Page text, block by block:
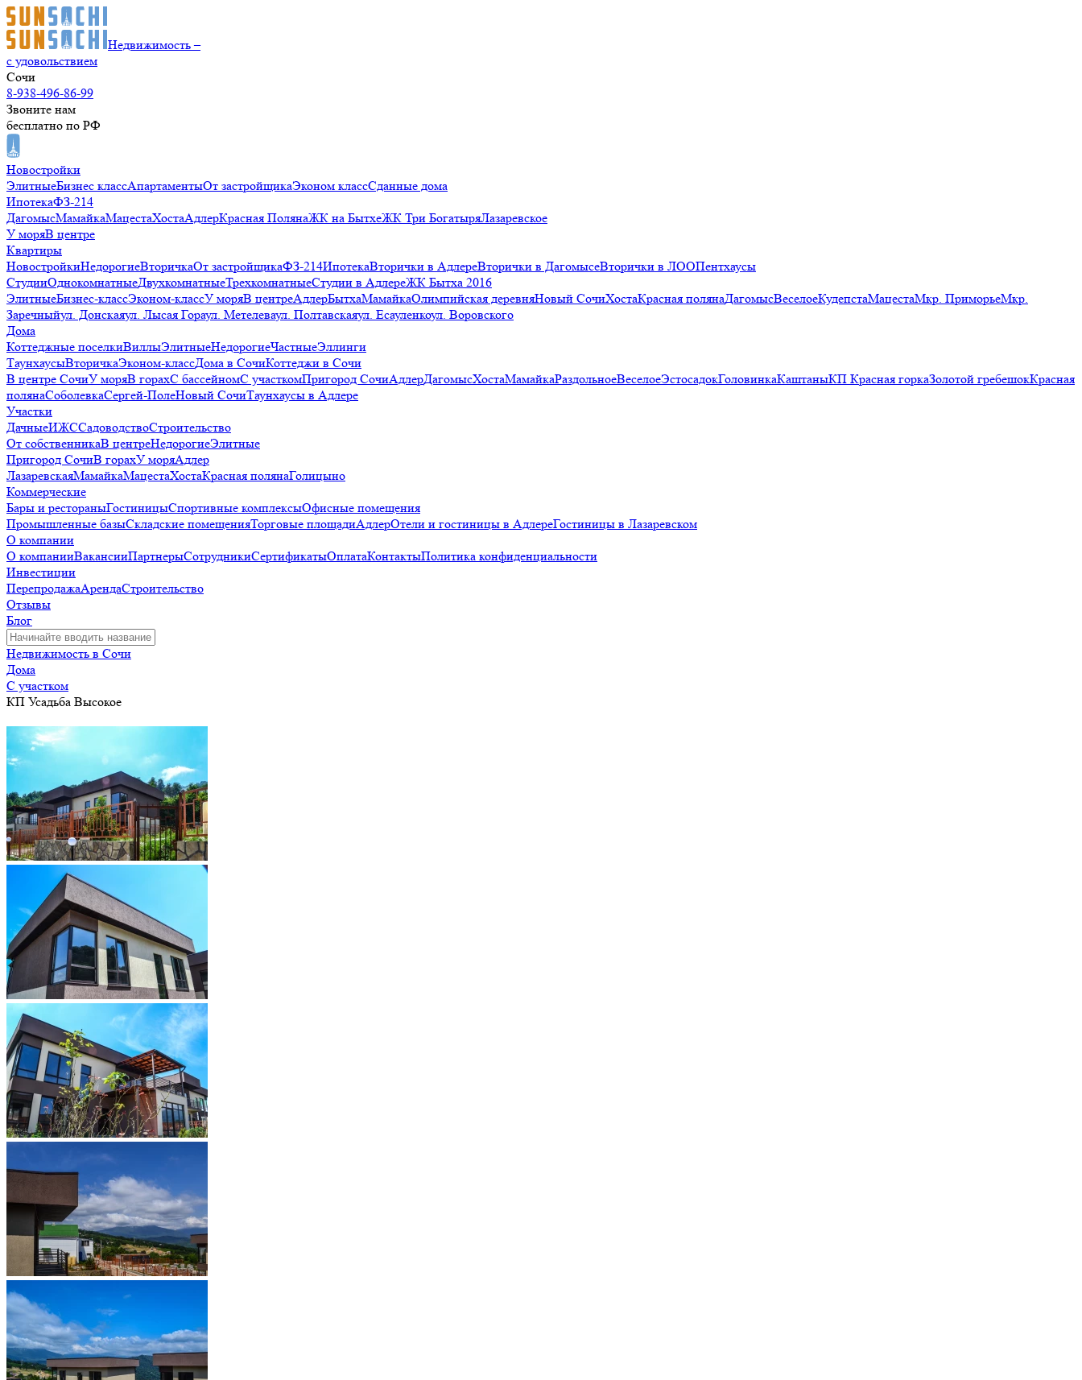
Недвижимость –
с удовольствием
Сочи
8-938-496-86-99
Звоните нам
бесплатно по РФ
Новостройки
ЭлитныеБизнес классАпартаментыОт застройщикаЭконом классСданные дома
ИпотекаФЗ-214
ДагомысМамайкаМацестаХостаАдлерКрасная ПолянаЖК на БытхеЖК Три БогатыряЛазаревское
У моряВ центре
Квартиры
НовостройкиНедорогиеВторичкаОт застройщикаФЗ-214ИпотекаВторички в АдлереВторички в ДагомысеВторички в ЛООПентхаусы
СтудииОднокомнатныеДвухкомнатныеТрехкомнатныеСтудии в АдлереЖК Бытха 2016
ЭлитныеБизнес-классЭконом-классУ моряВ центреАдлерБытхаМамайкаОлимпийская деревняНовый СочиХостаКрасная полянаДагомысВеселоеКудепстаМацестаМкр. ПриморьеМкр.
Заречныйул. Донскаяул. Лысая Гораул. Метелеваул. Полтавскаяул. Есауленкоул. Воровского
Дома
Коттеджные поселкиВиллыЭлитныеНедорогиеЧастныеЭллинги
ТаунхаусыВторичкаЭконом-классДома в СочиКоттеджи в Сочи
В центре СочиУ моряВ горахС бассейномС участкомПригород СочиАдлерДагомысХостаМамайкаРаздольноеВеселоеЭстосадокГоловинкаКаштаныКП Красная горкаЗолотой гребешокКрасная
полянаСоболевкаСергей-ПолеНовый СочиТаунхаусы в Адлере
Участки
ДачныеИЖССадоводствоСтроительство
От собственникаВ центреНедорогиеЭлитные
Пригород СочиВ горахУ моряАдлер
ЛазаревскаяМамайкаМацестаХостаКрасная полянаГолицыно
Коммерческие
Бары и рестораныГостиницыСпортивные комплексыОфисные помещения
Промышленные базыСкладские помещенияТорговые площадиАдлерОтели и гостиницы в АдлереГостиницы в Лазаревском
О компании
О компанииВакансииПартнерыСотрудникиСертификатыОплатаКонтактыПолитика конфиденциальности
Инвестиции
ПерепродажаАрендаСтроительство
Отзывы
Блог
Недвижимость в Сочи
Дома
С участком
КП Усадьба Высокое